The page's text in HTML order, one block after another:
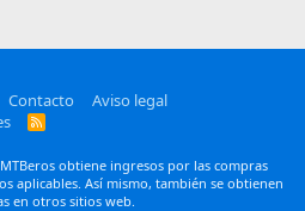
Contacto
Aviso legal
R
obtiene ingresos por las compras
aplicables. Así mismo, también se obtienen
en otros sitios web.